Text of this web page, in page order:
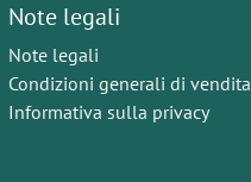
Note legali
Note legali
Condizioni generali di vendita
Informativa sulla privacy